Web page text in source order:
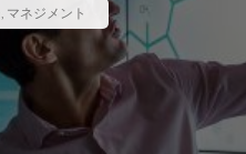
, マネジメント